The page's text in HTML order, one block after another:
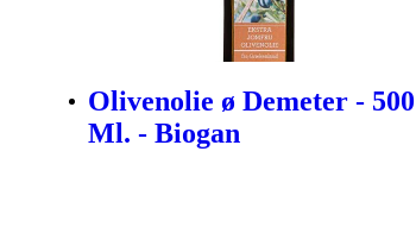
Olivenolie ø Demeter - 500
Ml. - Biogan